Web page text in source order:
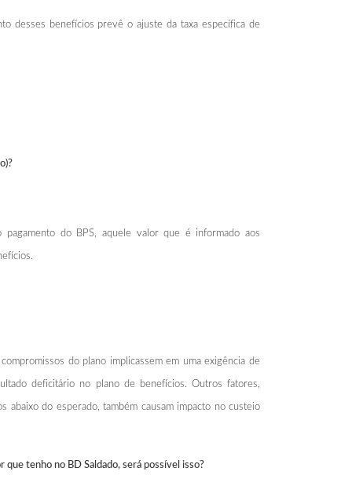
desses benefícios prevê o ajuste da taxa específica de
do BPS, aquele valor que é informado aos
do plano implicassem em uma exigência de
deficitário no plano de benefícios. Outros fatores,
do esperado, também causam impacto no custeio
tenho no BD Saldado, será possível isso?